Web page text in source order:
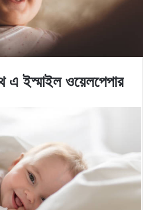
ইস্মাইল ওয়েলপেপার